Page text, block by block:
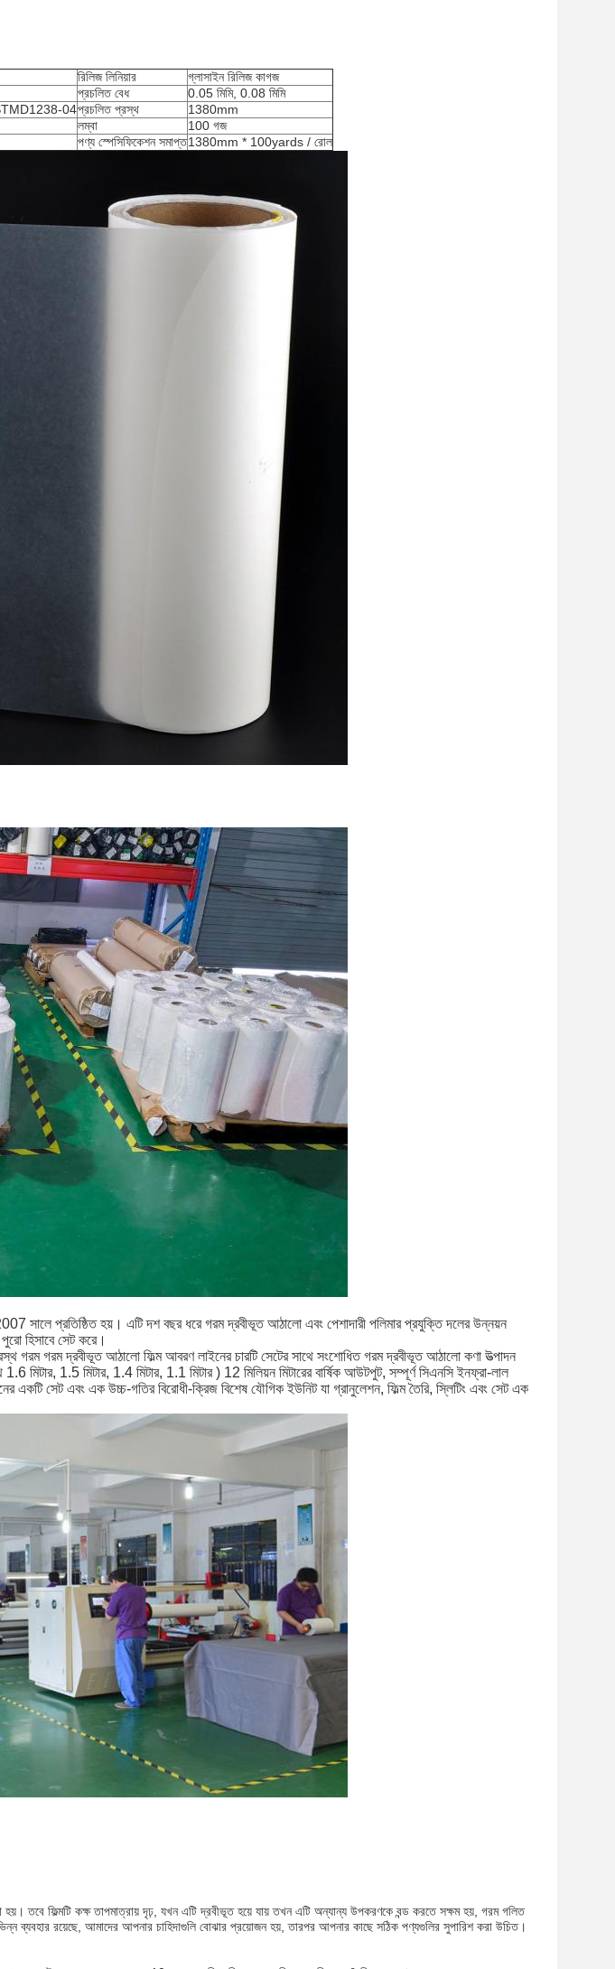
রিলিজ লিনিয়ার
গ্লাসাইন রিলিজ কাগজ
প্রচলিত বেধ
0.05 মিমি, 0.08 মিমি
04প্রচলিত প্রস্থ
1380mm
লম্বা
100 গজ
পণ্য স্পেসিফিকেশন সমাপ্ত1380mm * 100yards / রোল
প্রতিষ্ঠিত হয়। এটি দশ বছর ধরে গরম দ্রবীভূত আঠালো এবং পেশাদারী পলিমার প্রযুক্তি দলের উন্নয়ন
হিসাবে সেট করে।
গরম গরম দ্রবীভূত আঠালো ফিল্ম আবরণ লাইনের চারটি সেটের সাথে সংশোধিত গরম দ্রবীভূত আঠালো কণা উত্পাদন
মিটার, 1.5 মিটার, 1.4 মিটার, 1.1 মিটার ) 12 মিলিয়ন মিটারের বার্ষিক আউটপুট, সম্পূর্ণ সিএনসি ইনফ্রা-লাল
একটি সেট এবং এক উচ্চ-গতির বিরোধী-ক্রিজ বিশেষ যৌগিক ইউনিট যা গ্রানুলেশন, ফিল্ম তৈরি, স্লিটিং এবং সেট এক
হয়। তবে ফিল্মটি কক্ষ তাপমাত্রায় দৃঢ়, যখন এটি দ্রবীভূত হয়ে যায় তখন এটি অন্যান্য উপকরণকে বন্ড করতে সক্ষম হয়, গরম গলিত
ব্যবহার রয়েছে, আমাদের আপনার চাহিদাগুলি বোঝার প্রয়োজন হয়, তারপর আপনার কাছে সঠিক পণ্যগুলির সুপারিশ করা উচিত।